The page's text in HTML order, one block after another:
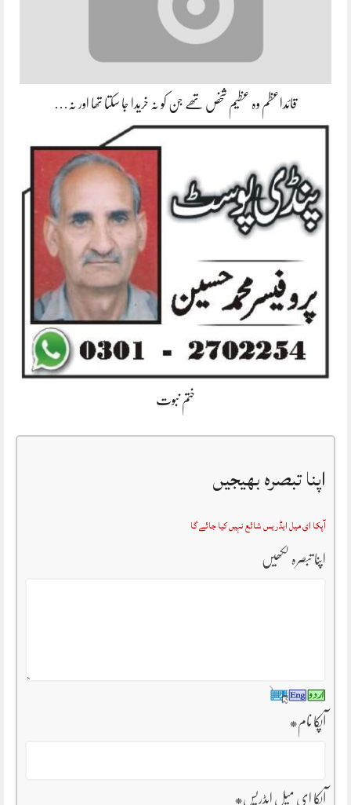
قائداعظم وہ عظیم شخص تھے جن کو نہ خریدا جا سکتا تھا اور نہ…
ختم نبوت
اپنا تبصرہ بھیجیں
آپکا ای میل ایڈریس شائع نہیں کیا جائے گا
اپنا تبصرہ لکھیں
آپکا نام*
آپکا ای میل ایڈریس*